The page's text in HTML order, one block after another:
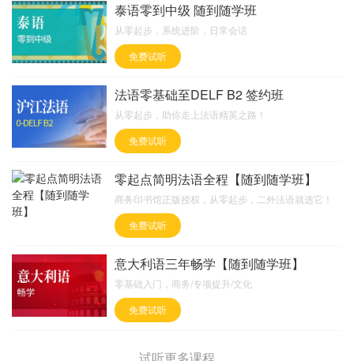
泰语零到中级 随到随学班
从零起步，系统进阶，日常会话
免费试听
法语零基础至DELF B2 签约班
从零起步，助你走上法语精英之路！
免费试听
零起点简明法语全程【随到随学班】
商务印书馆正版授权，从零起步，二外法语就选它！
免费试听
意大利语三年畅学【随到随学班】
零基础入门，商务/专项提升/文化
免费试听